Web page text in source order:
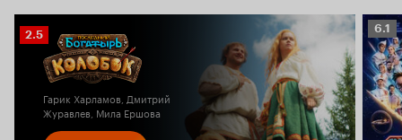
Рейтинг
Кинопоиска
2.5
Гарик Харламов, Дмитрий
Журавлев, Мила Ершова
6.1
6.1